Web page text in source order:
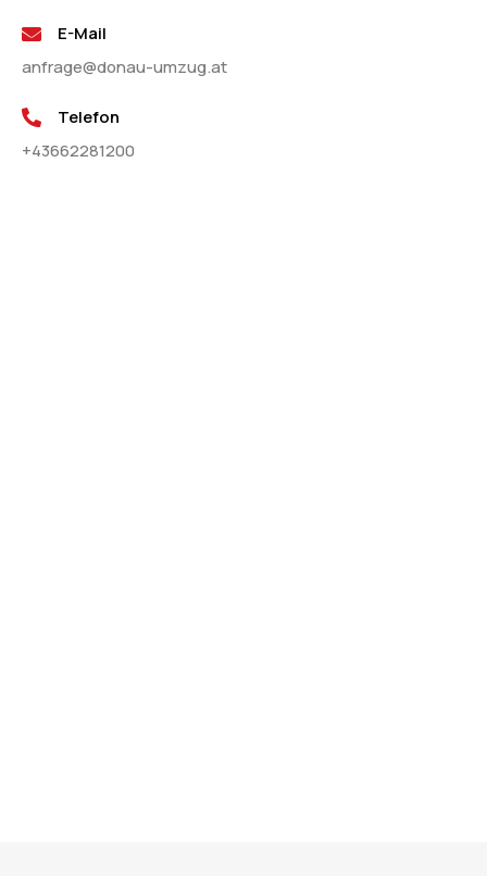
E-Mail
anfrage@donau-umzug.at
Telefon
+43662281200